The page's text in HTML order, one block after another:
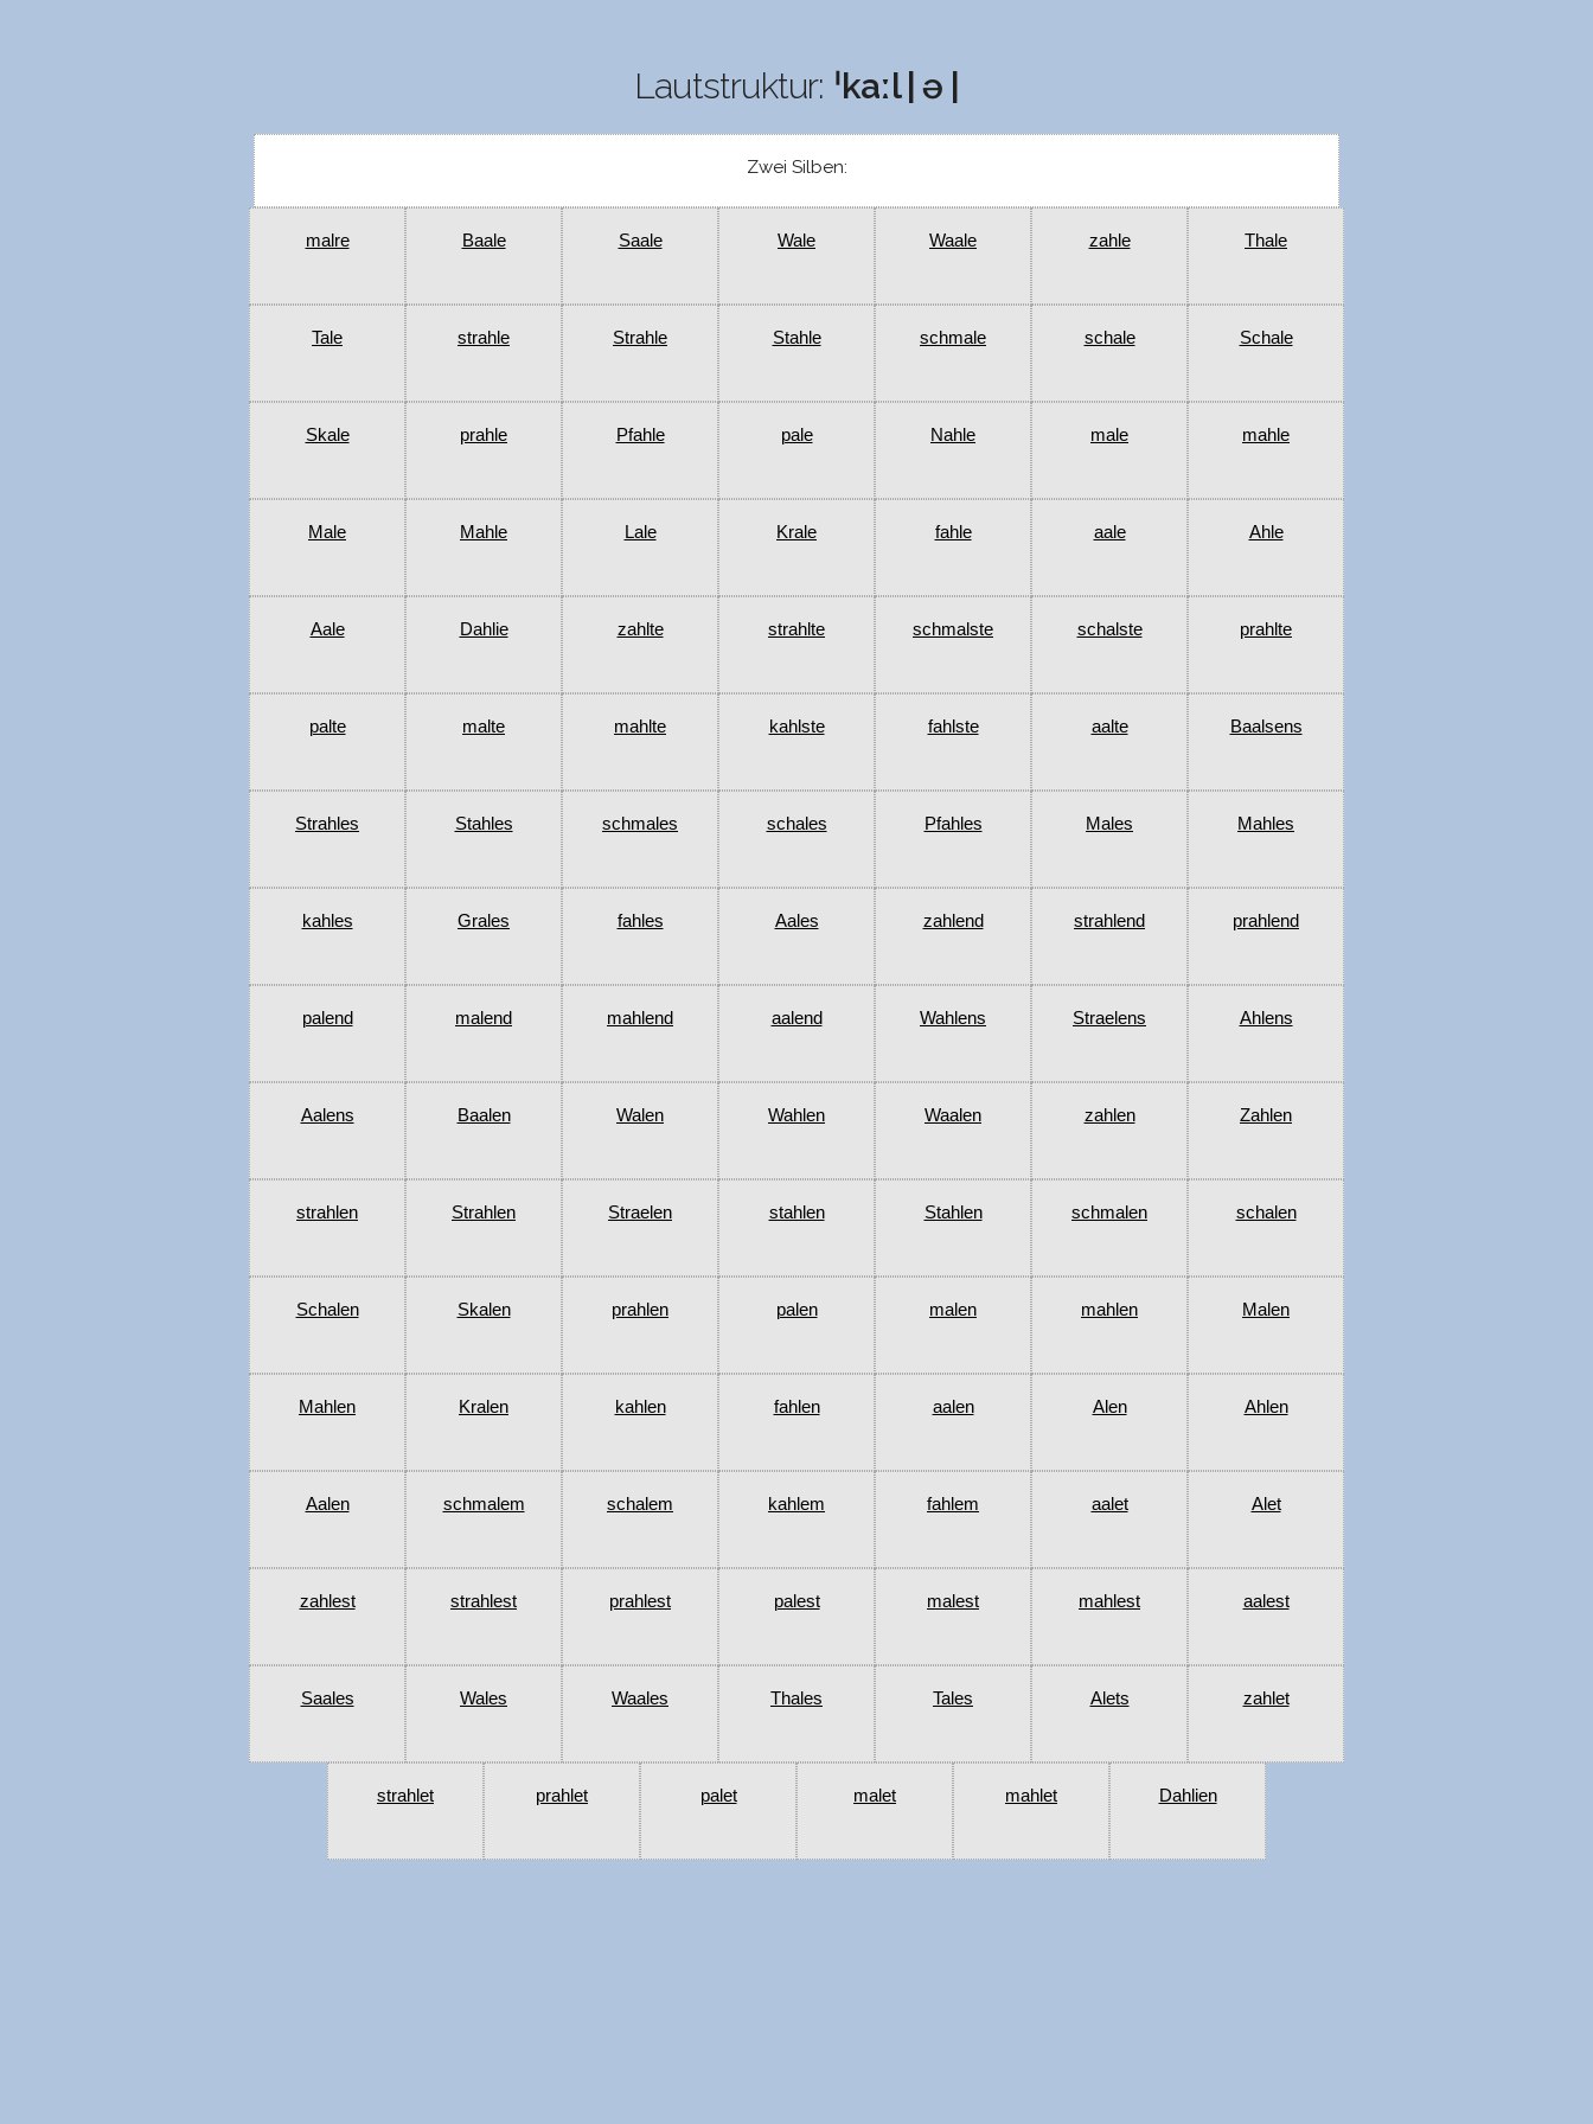
Lautstruktur: ˈkaːl | ə |
Zwei Silben:
malre Baale Saale Wale Waale zahle Thale
Tale strahle Strahle Stahle schmale schale Schale
Skale prahle Pfahle pale Nahle male mahle
Male Mahle Lale Krale fahle aale Ahle
Aale Dahlie zahlte strahlte schmalste schalste prahlte
palte malte mahlte kahlste fahlste aalte Baalsens
Strahles Stahles schmales schales Pfahles Males Mahles
kahles Grales fahles Aales zahlend strahlend prahlend
palend malend mahlend aalend Wahlens Straelens Ahlens
Aalens Baalen Walen Wahlen Waalen zahlen Zahlen
strahlen Strahlen Straelen stahlen Stahlen schmalen schalen
Schalen Skalen prahlen palen malen mahlen Malen
Mahlen Kralen kahlen fahlen aalen Alen Ahlen
Aalen schmalem schalem kahlem fahlem aalet Alet
zahlest strahlest prahlest palest malest mahlest aalest
Saales Wales Waales Thales Tales Alets zahlet
strahlet prahlet palet malet mahlet Dahlien